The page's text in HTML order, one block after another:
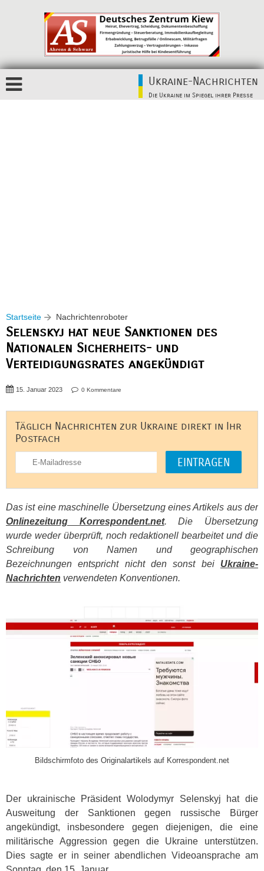
Ukraine-Nachrichten
Die Ukraine im Spiegel ihrer Presse
Startseite Nachrichtenroboter
Selenskyj hat neue Sanktionen des
Nationalen Sicherheits- und
Verteidigungsrates angekündigt
15. Januar 2023 0 Kommentare
Täglich Nachrichten zur Ukraine direkt in Ihr
Postfach
Das ist eine maschinelle Übersetzung eines Artikels aus der
Onlinezeitung Korrespondent.net. Die Übersetzung
wurde weder überprüft, noch redaktionell bearbeitet und die
Schreibung von Namen und geographischen
Bezeichnungen entspricht nicht den sonst bei Ukraine-
Nachrichten verwendeten Konventionen.
Bildschirmfoto des Originalartikels auf Korrespondent.net
Der ukrainische Präsident Wolodymyr Selenskyj hat die
Ausweitung der Sanktionen gegen russische Bürger
angekündigt, insbesondere gegen diejenigen, die eine
militärische Aggression gegen die Ukraine unterstützen.
Dies sagte er in seiner abendlichen Videoansprache am